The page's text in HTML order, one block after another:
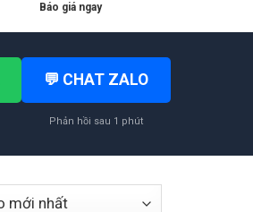
Báo giá ngay
💬 CHAT ZALO
Phản hồi sau 1 phút